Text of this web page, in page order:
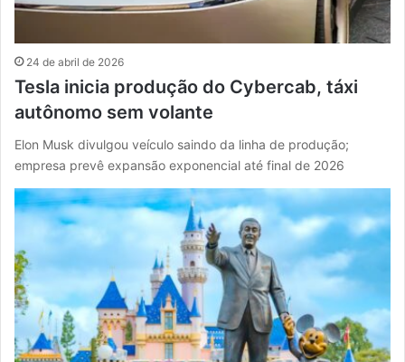
24 de abril de 2026
Tesla inicia produção do Cybercab, táxi
autônomo sem volante
Elon Musk divulgou veículo saindo da linha de produção;
empresa prevê expansão exponencial até final de 2026